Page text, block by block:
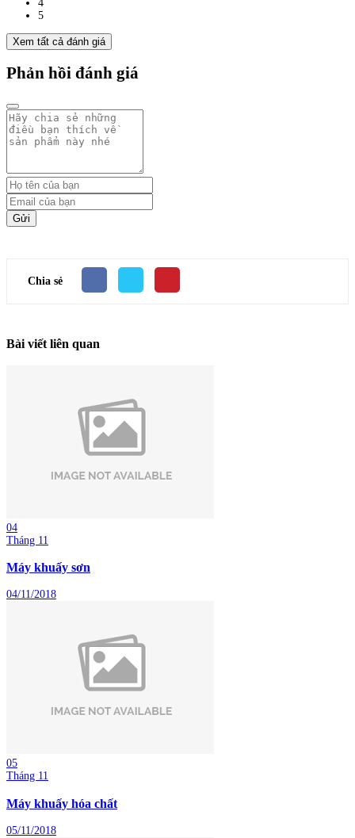
4
5
Xem tất cả đánh giá
Phản hồi đánh giá
Gửi
Chia sẻ
Bài viết liên quan
04
Tháng 11
Máy khuấy sơn
04/11/2018
05
Tháng 11
Máy khuấy hóa chất
05/11/2018